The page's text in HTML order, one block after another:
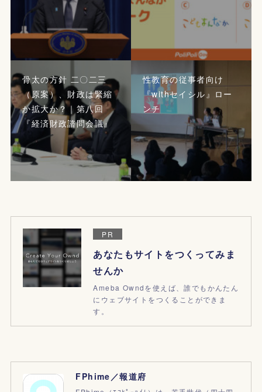
骨太の方針 二〇二三
（原案）、財政は緊縮
か拡大か？｜第八回
『経済財政諮問会議』
性教育の従事者向け
『withセイシル』ロー
ンチ
PR
あなたもサイトをつくってみま
せんか
Ameba Owndを使えば、誰でもかんたん
にウェブサイトをつくることができま
す。
FPhime／報道府